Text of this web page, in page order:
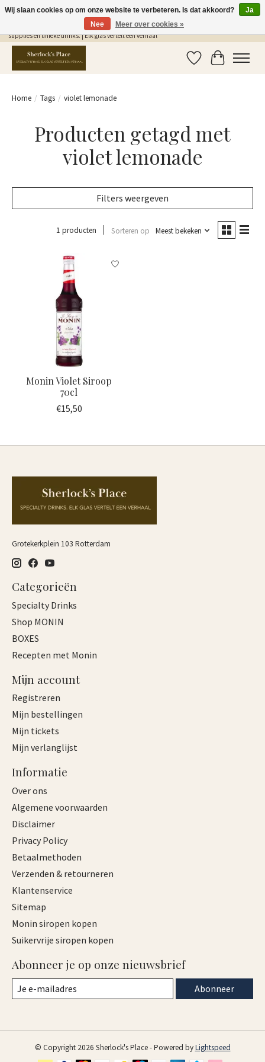
Gratis Verzending in NL vanaf €75,- | Sherlocks Place: dé plek voor MONIN siropen, bar
supplies en unieke drinks. | Elk glas vertelt een verhaal
Verlanglijst
Home / Tags / violet lemonade
Producten getagd met
violet lemonade
Filters weergeven
1 producten Sorteren op Meest bekeken
Monin Violet Siroop
70cl
€15,50
Grotekerkplein 103 Rotterdam
Categorieën
Specialty Drinks
Shop MONIN
BOXES
Recepten met Monin
Mijn account
Registreren
Mijn bestellingen
Mijn tickets
Mijn verlanglijst
Informatie
Over ons
Algemene voorwaarden
Disclaimer
Privacy Policy
Betaalmethoden
Verzenden & retourneren
Klantenservice
Sitemap
Monin siropen kopen
Suikervrije siropen kopen
Abonneer je op onze nieuwsbrief
Abonneer
© Copyright 2026 Sherlock's Place - Powered byLightspeed
Wij slaan cookies op om onze website te verbeteren. Is dat akkoord?
Ja
Nee
Meer over cookies »